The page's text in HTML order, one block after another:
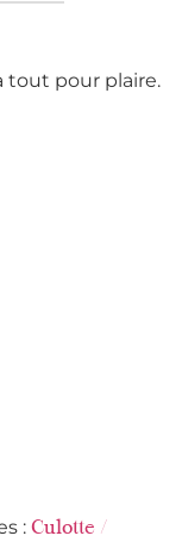
tout pour plaire.
: Culotte /